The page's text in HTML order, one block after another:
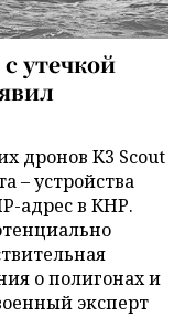
утечкой
дронов K3 Scout
– устройства
адрес в КНР.
о полигонах и
эксперт